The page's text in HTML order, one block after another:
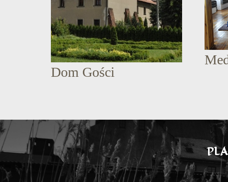
Dom Gości